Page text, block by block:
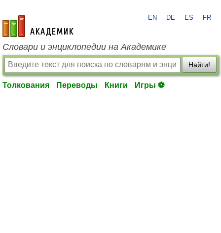
academic.ru
EN DE ES FR
Словари и энциклопедии на Академике
Найти!
Толкования Переводы Книги Игры ⚽